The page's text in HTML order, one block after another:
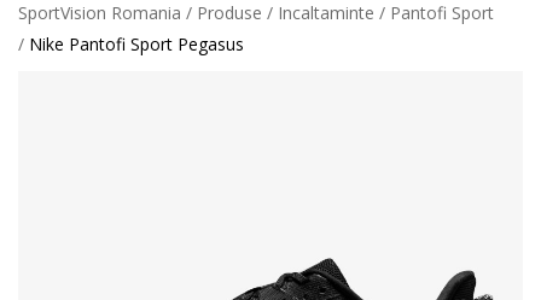
SportVision Romania Produse Incaltaminte
Pantofi Sport
Nike Pantofi Sport Pegasus